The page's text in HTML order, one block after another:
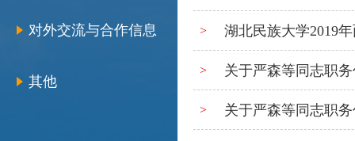
对外交流与合作信息
其他
> 湖北民族大学2019
> 关于严森等同志职
> 关于严森等同志职